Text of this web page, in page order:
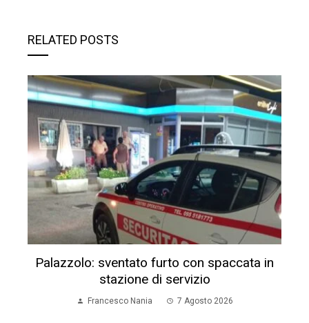
RELATED POSTS
Palazzolo: sventato furto con spaccata in
stazione di servizio
Francesco Nania 7 Agosto 2026